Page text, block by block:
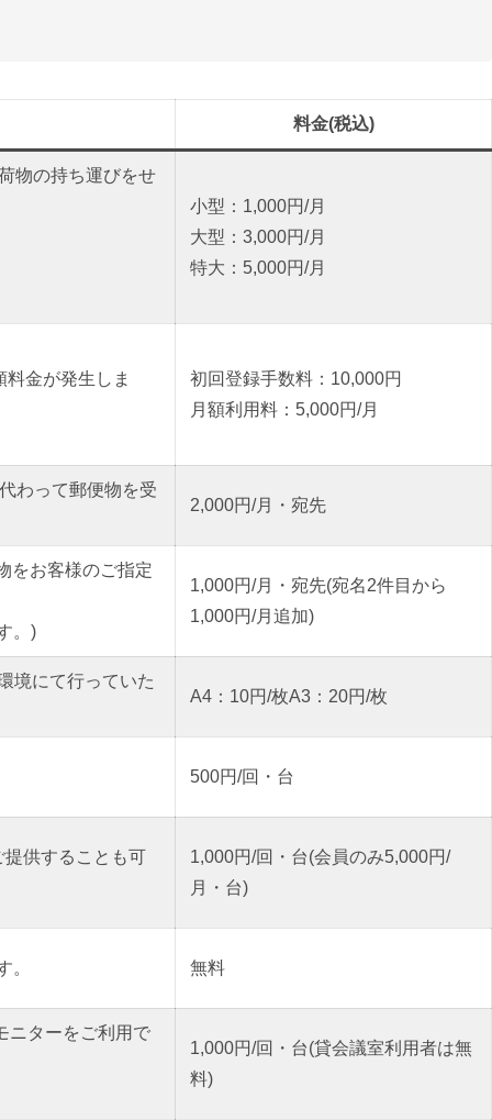
料金(税込)
物の持ち運びをせ
小型：1,000円/月
大型：3,000円/月
特大：5,000円/月
金が発生しま
初回登録手数料：10,000円
月額利用料：5,000円/月
わって郵便物を受
2,000円/月・宛先
をお客様のご指定
。)
1,000円/月・宛先(宛名2件目から
1,000円/月追加)
境にて行っていた
A4：10円/枚A3：20円/枚
500円/回・台
供することも可
1,000円/回・台(会員のみ5,000円/
月・台)
。 無料
ニターをご利用で
1,000円/回・台(貸会議室利用者は無
料)